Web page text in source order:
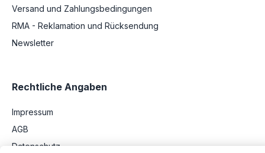
Versand und Zahlungsbedingungen
RMA - Reklamation und Rücksendung
Newsletter
Rechtliche Angaben
Impressum
AGB
Datenschutz